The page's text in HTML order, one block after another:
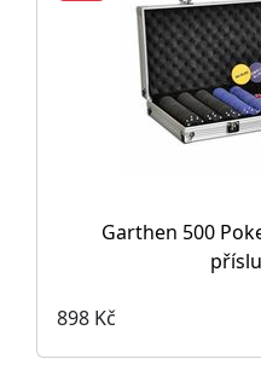
Garthen 500
898 Kč